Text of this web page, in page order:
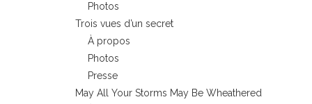
Photos
Trois vues d’un secret
À propos
Photos
Presse
May All Your Storms May Be Wheathered